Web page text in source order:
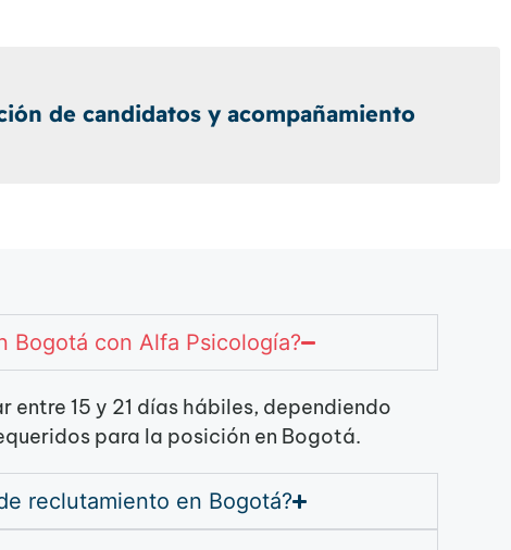
de candidatos y acompañamiento
Bogotá con Alfa Psicología?
15 y 21 días hábiles, dependiendo
para la posición en Bogotá.
reclutamiento en Bogotá?